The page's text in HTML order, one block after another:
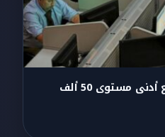
مؤشر البورصة الرئيسي يتراجع أدنى مستوى 50 ألف